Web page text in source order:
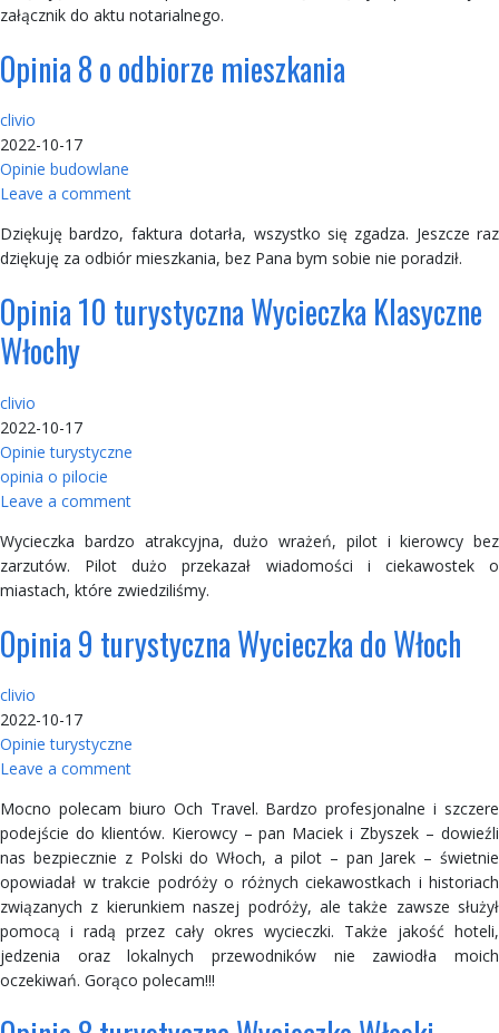
załącznik do aktu notarialnego.
Opinia 8 o odbiorze mieszkania
clivio
2022-10-17
Opinie budowlane
Leave a comment
Dziękuję bardzo, faktura dotarła, wszystko się zgadza. Jeszcze raz
dziękuję za odbiór mieszkania, bez Pana bym sobie nie poradził.
Opinia 10 turystyczna Wycieczka Klasyczne
Włochy
clivio
2022-10-17
Opinie turystyczne
opinia o pilocie
Leave a comment
Wycieczka bardzo atrakcyjna, dużo wrażeń, pilot i kierowcy bez
zarzutów. Pilot dużo przekazał wiadomości i ciekawostek o
miastach, które zwiedziliśmy.
Opinia 9 turystyczna Wycieczka do Włoch
clivio
2022-10-17
Opinie turystyczne
Leave a comment
Mocno polecam biuro Och Travel. Bardzo profesjonalne i szczere
podejście do klientów. Kierowcy – pan Maciek i Zbyszek – dowieźli
nas bezpiecznie z Polski do Włoch, a pilot – pan Jarek – świetnie
opowiadał w trakcie podróży o różnych ciekawostkach i historiach
związanych z kierunkiem naszej podróży, ale także zawsze służył
pomocą i radą przez cały okres wycieczki. Także jakość hoteli,
jedzenia oraz lokalnych przewodników nie zawiodła moich
oczekiwań. Gorąco polecam!!!